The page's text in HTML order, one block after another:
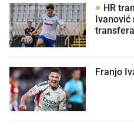
HR
Ivanović
Franjo